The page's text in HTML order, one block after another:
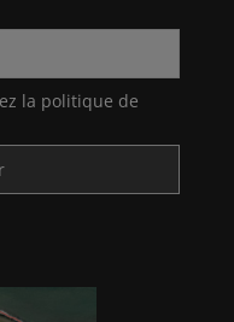
la politique de